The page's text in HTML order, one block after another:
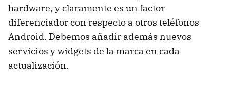
hardware, y claramente es un factor
diferenciador con respecto a otros teléfonos
Android. Debemos añadir además nuevos
servicios y widgets de la marca en cada
actualización.